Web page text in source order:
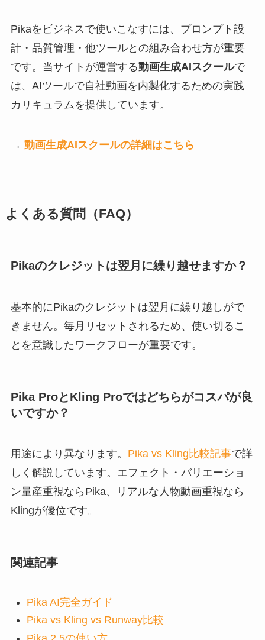
Pikaをビジネスで使いこなすには、プロンプト設
計・品質管理・他ツールとの組み合わせ方が重要
です。当サイトが運営する動画生成AIスクールで
は、AIツールで自社動画を内製化するための実践
カリキュラムを提供しています。
→ 動画生成AIスクールの詳細はこちら
よくある質問（FAQ）
Pikaのクレジットは翌月に繰り越せますか？
基本的にPikaのクレジットは翌月に繰り越しがで
きません。毎月リセットされるため、使い切るこ
とを意識したワークフローが重要です。
Pika ProとKling Proではどちらがコスパが良
いですか？
用途により異なります。 Pika vs Kling比較記事で詳
しく解説しています。エフェクト・バリエーショ
ン量産重視ならPika、リアルな人物動画重視なら
Klingが優位です。
関連記事
Pika AI完全ガイド
Pika vs Kling vs Runway比較